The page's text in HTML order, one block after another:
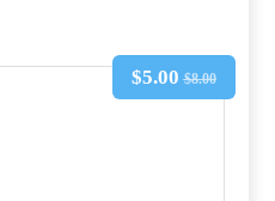
$8.00
$5.00